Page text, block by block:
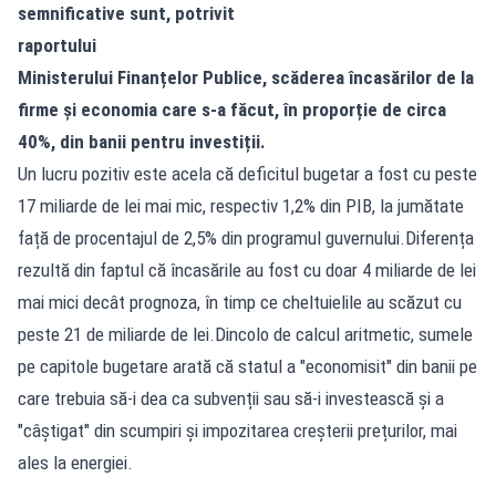
semnificative sunt, potrivit
raportului
Ministerului Finanțelor Publice, scăderea încasărilor de la
firme și economia care s-a făcut, în proporție de circa
40%, din banii pentru investiții.
Un lucru pozitiv este acela că deficitul bugetar a fost cu peste
17 miliarde de lei mai mic, respectiv 1,2% din PIB, la jumătate
față de procentajul de 2,5% din programul guvernului.Diferența
rezultă din faptul că încasările au fost cu doar 4 miliarde de lei
mai mici decât prognoza, în timp ce cheltuielile au scăzut cu
peste 21 de miliarde de lei.Dincolo de calcul aritmetic, sumele
pe capitole bugetare arată că statul a "economisit" din banii pe
care trebuia să-i dea ca subvenții sau să-i investească și a
"câștigat" din scumpiri și impozitarea creșterii prețurilor, mai
ales la energiei.